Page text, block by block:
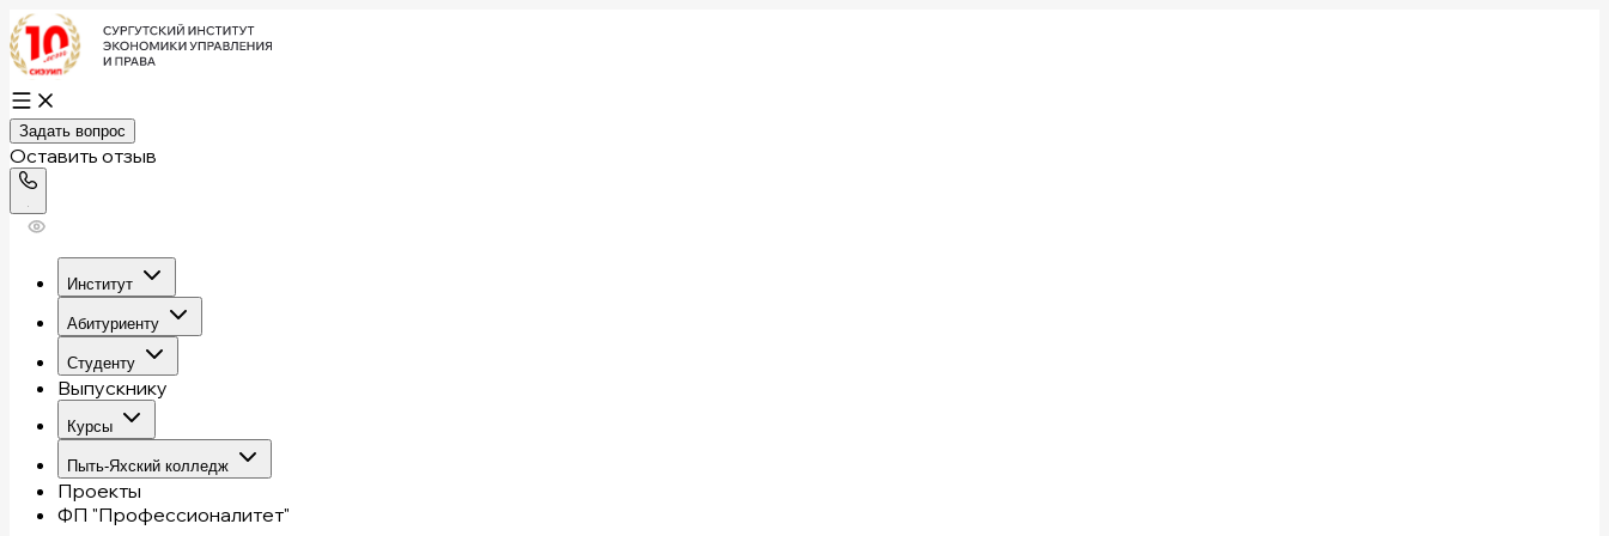
Задать вопрос
Оставить отзыв
Институт
Абитуриенту
Студенту
Выпускнику
Курсы
Пыть-Яхский колледж
Проекты
ФП "Профессионалитет"